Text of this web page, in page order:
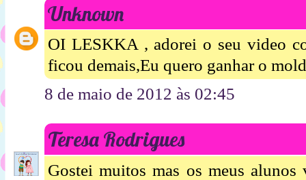
Unknown
OI LESKKA , adorei o seu video
ficou demais,Eu quero ganhar o
8 de maio de 2012 às 02:45
Teresa Rodrigues
Gostei muitos mas os meus alunos